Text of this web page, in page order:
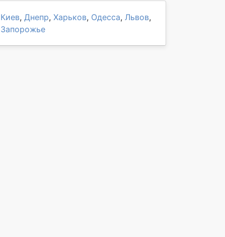
Киев, Днепр, Харьков, Одесса, Львов,
Запорожье